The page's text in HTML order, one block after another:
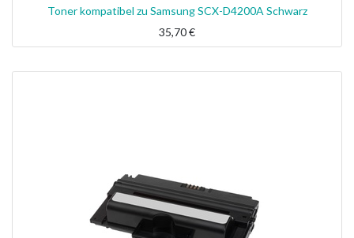
Toner kompatibel zu Samsung SCX-D4200A Schwarz
35,70€